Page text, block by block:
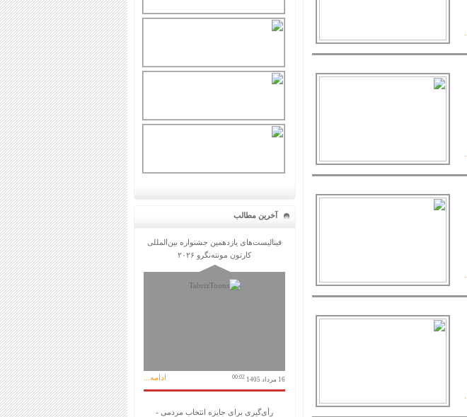
آخرین مطالب
فینالیست‌های یازدهمین جشنواره بین‌المللی
کارتون مونته‌نگرو ۲۰۲۶
16 مرداد 1405 00:02 ادامه...
رأی‌گیری برای جایزه انتخاب مردمی -